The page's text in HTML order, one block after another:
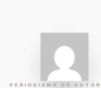
PERIODISMO DE